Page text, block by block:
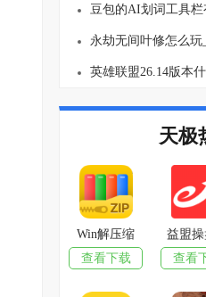
豆包的AI划词工具栏有多好用
永劫无间叶修怎么玩
英雄联盟26.14版本什么时候
天极
Win解压缩
查看下载
益盟
查看